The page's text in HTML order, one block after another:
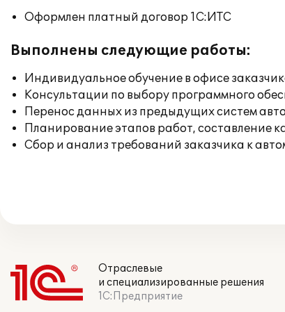
Оформлен платный договор 1С:ИТС
Выполнены следующие работы:
Индивидуальное обучение в офисе
Консультации по выбору программного
Перенос данных из предыдущих систем
Планирование этапов работ, составление
Сбор и анализ требований заказчика к
Отраслевые
и специализированные решения
1С:Предприятие